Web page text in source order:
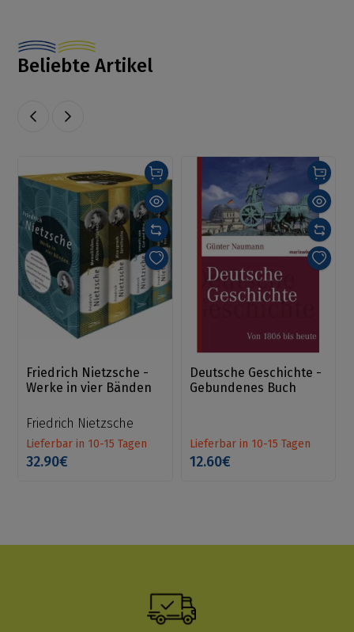
Beliebte Artikel
Friedrich Nietzsche -
Werke in vier Bänden
Friedrich Nietzsche
Lieferbar in 10-15 Tagen
32.90€
Deutsche Geschichte -
Gebundenes Buch
Lieferbar in 10-15 Tagen
12.60€